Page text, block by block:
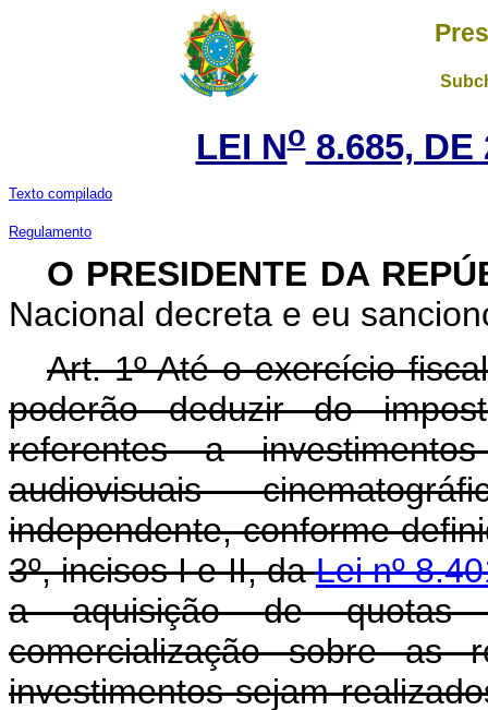
LEI No8.685, DE
Texto compilado
Regulamento
O PRESIDENTE DA
Nacional decreta e eu
Art. 1º Até o exercício
poderão deduzir do
referentes a
audiovisuais
independente, conforme
3º, incisos I e II, daLei nº
a aquisição de quotas
comercialização sobre as
investimentos sejam